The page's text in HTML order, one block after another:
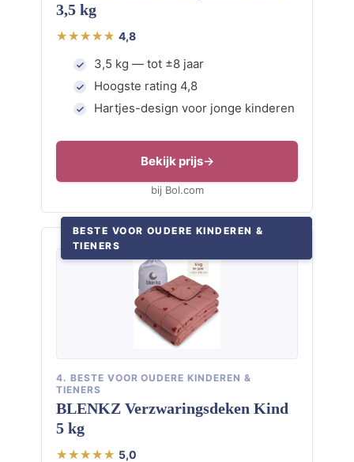
3,5 kg
4,8
3,5 kg — tot ±8 jaar
Hoogste rating 4,8
Hartjes-design voor jonge kinderen
Bekijk prijs
bij Bol.com
BESTE VOOR OUDERE KINDEREN &
TIENERS
4. BESTE VOOR OUDERE KINDEREN &
TIENERS
BLENKZ Verzwaringsdeken Kind
5 kg
5,0